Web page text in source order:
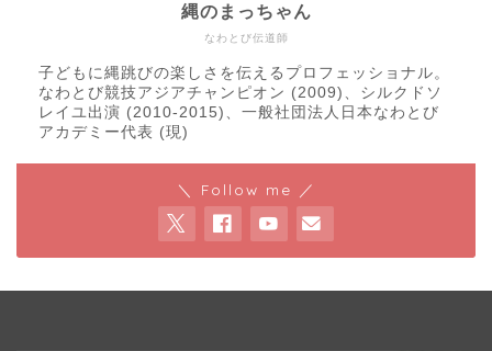
なわとび伝道師
縄のまっちゃん
子どもに縄跳びの楽しさを伝えるプロフェッショナル。
なわとび競技アジアチャンピオン (2009)、シルクドソ
レイユ出演 (2010-2015)、一般社団法人日本なわとび
アカデミー代表 (現)
＼ Follow me ／